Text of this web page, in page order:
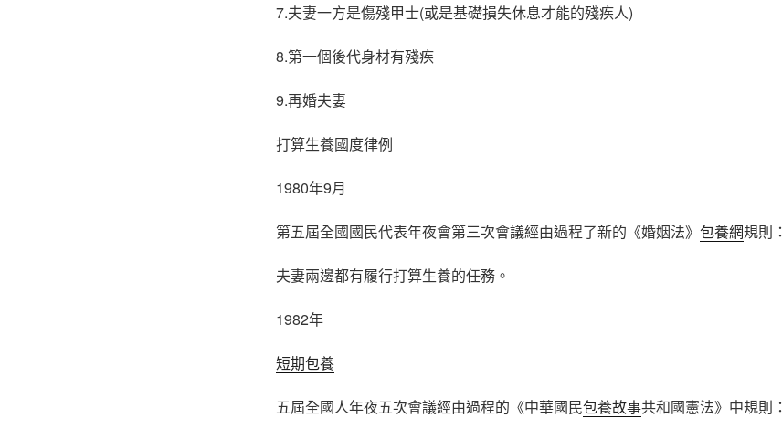
7.夫妻一方是傷殘甲士(或是基礎損失休息才能的殘疾人)
8.第一個後代身材有殘疾
9.再婚夫妻
打算生養國度律例
1980年9月
第五屆全國國民代表年夜會第三次會議經由過程了新的《婚姻法》 包養網規則：
夫妻兩邊都有履行打算生養的任務。
1982年
短期包養
五屆全國人年夜五次會議經由過程的《中華國民包養故事共和國憲法》中規則：